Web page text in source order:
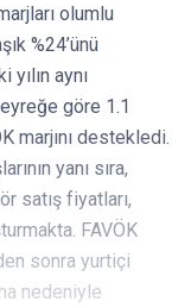
olumlu
%24’ünü
aynı
göre 1.1
marjını destekledi.
yanı sıra,
satış fiyatları,
FAVÖK
sonra yurtiçi
nedeniyle